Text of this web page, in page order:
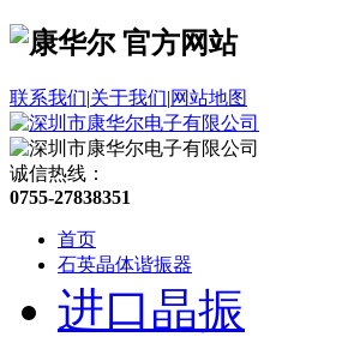
联系我们|关于我们|网站地图
诚信热线：
0755-27838351
首页
石英晶体谐振器
进口晶振